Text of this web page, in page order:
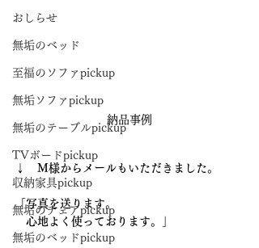
おしらせ
無垢のベッド
至福のソファpickup
無垢ソファpickup
無垢のテーブルpickup
TVボードpickup
収納家具pickup
無垢のチェアpickup
無垢のベッドpickup
納品事例
↓　M様からメールもいただきました。
「写真を送ります。
心地よく使っております。」